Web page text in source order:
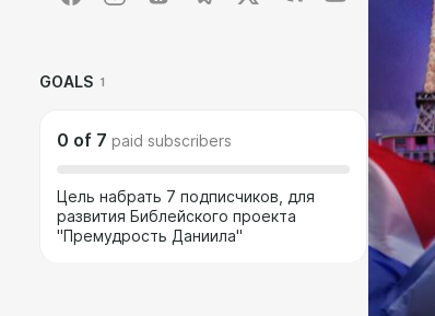
GOALS 1
0 of 7 paid subscribers
Цель набрать 7 подписчиков, для
развития Библейского проекта
"Премудрость Даниила"